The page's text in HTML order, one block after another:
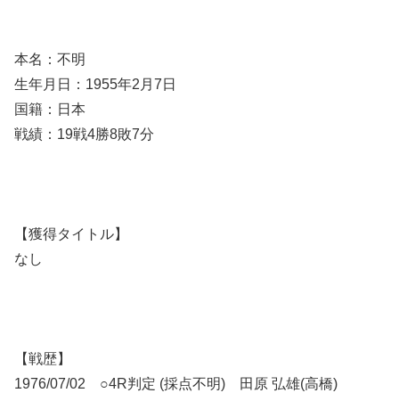
本名：不明
生年月日：1955年2月7日
国籍：日本
戦績：19戦4勝8敗7分
【獲得タイトル】
なし
【戦歴】
1976/07/02 ○4R判定 (採点不明) 田原 弘雄(高橋)